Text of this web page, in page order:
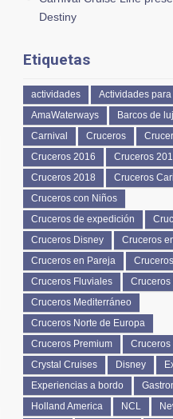
Destiny
Etiquetas
actividades
Actividades
AmaWaterways
Barcos de
Carnival
Cruceros
Cruceros 2016
Cruceros
Cruceros 2018
Cruceros
Cruceros con Niños
Cruceros de expedición
Cruceros Disney
Cruceros
Cruceros en Pareja
Cruceros Fluviales
Cruceros
Cruceros Mediterráneo
Cruceros Norte de Europa
Cruceros Premium
Cruceros
Crystal Cruises
Disney
Experiencias a bordo
Holland America
NCL